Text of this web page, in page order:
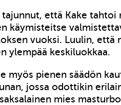
tajunnut, että Kake tahtoi
käymisteitse
vuoksi. Luulin, että
ylempää keskiluokkaa.
myös pienen säädön
jossa odottikin
mies